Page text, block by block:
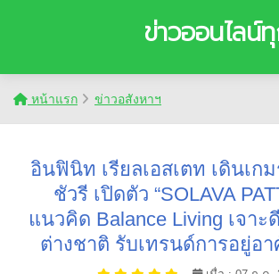
ข่าวออนไลน์
หน้าแรก ข่าวอสังหาฯ
อินฟินิท เรียลเอสเตท เดินเก
ชัวรี เปิดตัว “SOLAVA
แนวคิด Balance Living เจา
ต่างชาติ รับเทรนด์การอยู่อ